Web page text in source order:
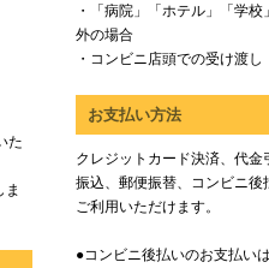
た
・「病院」「ホテル」「学
外の場合
・コンビニ店頭での受け渡し
お支払い方法
クレジットカード決済、代
振込、郵便振替、コンビニ
ご利用いただけます。
●コンビニ後払いのお支払い